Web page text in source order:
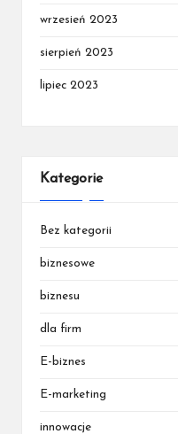
wrzesień 2023
sierpień 2023
lipiec 2023
Kategorie
Bez kategorii
biznesowe
biznesu
dla firm
E-biznes
E-marketing
innowacje